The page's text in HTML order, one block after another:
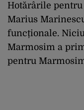
Hotărârile
Marius
funcționale.
Marmosim a
pentru